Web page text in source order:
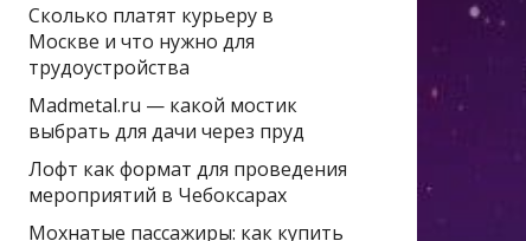
Сколько платят курьеру в
Москве и что нужно для
трудоустройства
Madmetal.ru — какой мостик
выбрать для дачи через пруд
Лофт как формат для проведения
мероприятий в Чебоксарах
Мохнатые пассажиры: как купить